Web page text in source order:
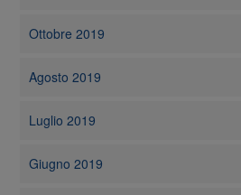
Ottobre 2019
Agosto 2019
Luglio 2019
Giugno 2019